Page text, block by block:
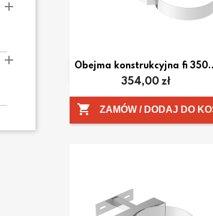

 Obejma konstrukcyjna fi
Cena
354,00 zł
 ZAMÓW / DODAJ DO
 Szybki podgląd